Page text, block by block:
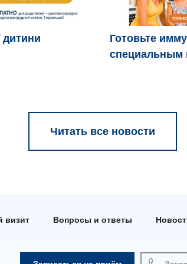
дитини
Готовьте
специальным
Читать все новости
визит Вопросы и ответы